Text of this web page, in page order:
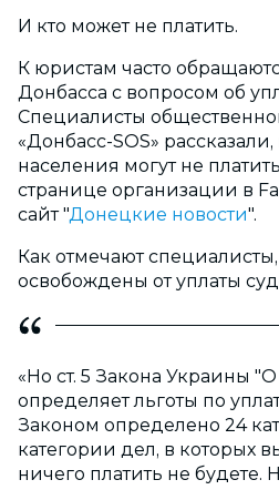
И кто может не платить.
К юристам часто
Донбасса с вопросом об
Специалисты
«Донбасс-SOS»
населения могут не
странице организации в
сайт "Донецкие новости".
Как отмечают
освобождены от уплаты
«Но ст. 5 Закона Украины
определяет льготы по
Законом определено 24
категории дел, в которых
ничего платить не будете.